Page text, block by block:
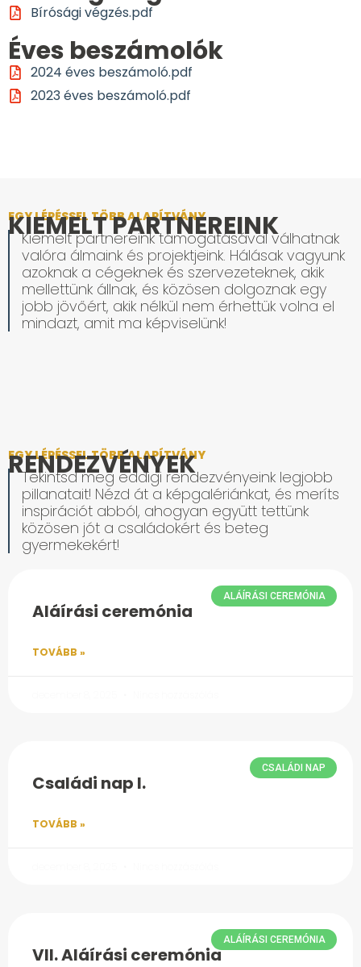
Bírósági végzés.pdf
Éves beszámolók
2024 éves beszámoló.pdf
2023 éves beszámoló.pdf
EGY LÉPÉSSEL TÖBB ALAPÍTVÁNY
KIEMELT PARTNEREINK
Kiemelt partnereink támogatásával válhatnak
valóra álmaink és projektjeink. Hálásak vagyunk
azoknak a cégeknek és szervezeteknek, akik
mellettünk állnak, és közösen dolgoznak egy
jobb jövőért, akik nélkül nem érhettük volna el
mindazt, amit ma képviselünk!
EGY LÉPÉSSEL TÖBB ALAPÍTVÁNY
RENDEZVÉNYEK
Tekintsd meg eddigi rendezvényeink legjobb
pillanatait! Nézd át a képgalériánkat, és meríts
inspirációt abból, ahogyan együtt tettünk
közösen jót a családokért és beteg
gyermekekért!
ALÁÍRÁSI CEREMÓNIA
Aláírási ceremónia
TOVÁBB »
CSALÁDI NAP
Családi nap I.
TOVÁBB »
ALÁÍRÁSI CEREMÓNIA
VII. Aláírási ceremónia